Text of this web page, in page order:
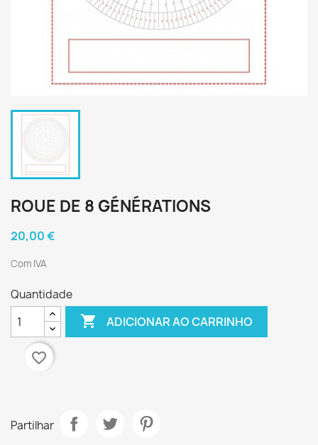
ROUE DE 8 GÉNÉRATIONS
20,00 €
Com IVA
Quantidade
 ADICIONAR AO CARRINHO
favorite_border
Partilhar